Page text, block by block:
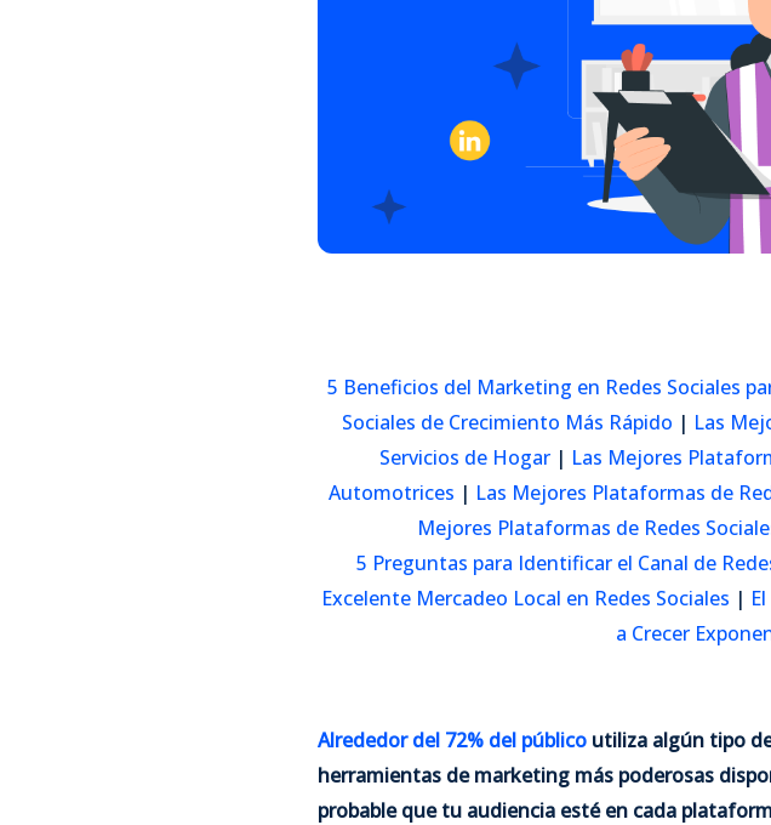
5 Beneficios del Marketing en Redes Sociales
Sociales de Crecimiento Más Rápido | Las
Servicios de Hogar | Las Mejores
Automotrices | Las Mejores Plataformas de
Mejores Plataformas de Redes
5 Preguntas para Identificar el Canal de
Excelente Mercadeo Local en Redes Sociales |
a Crecer
Alrededor del 72% del público utiliza algún tipo
herramientas de marketing más poderosas
probable que tu audiencia esté en cada